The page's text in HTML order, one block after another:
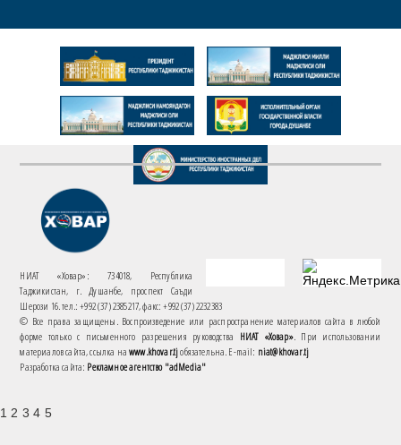
НИАТ «Ховар»: 734018, Республика
Таджикистан, г. Душанбе, проспект Саъди
Шерози 16. тел.: +992 (37) 2385217, факс: +992 (37) 2232383
© Все права защищены. Воспроизведение или распространение материалов сайта в любой
форме только с письменного разрешения руководства НИАТ «Ховар». При использовании
материалов сайта, ссылка наwww.khovar.tjобязательна. E-mail: niat@khovar.tj
Разработка сайта: Рекламное агентство "adMedia"
1 2 3 4 5